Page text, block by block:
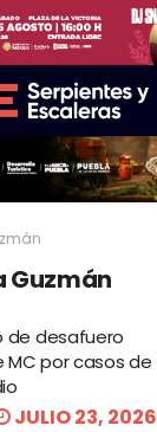
Guzmán
de desafuero
por casos de
JULIO 23, 2026